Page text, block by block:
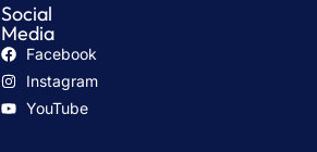
Social
Media
Facebook
Instagram
YouTube